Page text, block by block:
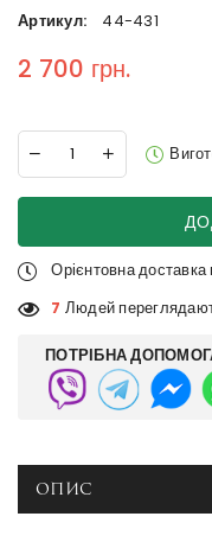
Артикул: 44-431
Regular price
2 700 грн.
Орієнтовна доставка
7 Людей
ПОТРІБНА
ОПИС